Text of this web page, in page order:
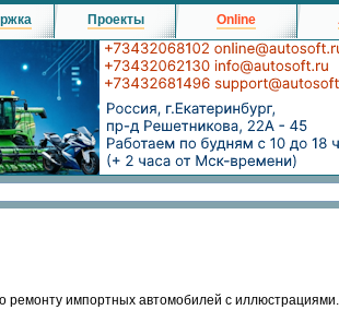
Проекты Online
ремонту импортных автомобилей с иллюстрациями.